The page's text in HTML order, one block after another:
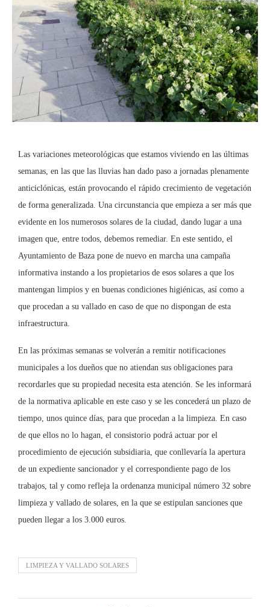
Las variaciones meteorológicas que estamos viviendo en las últimas
semanas, en las que las lluvias han dado paso a jornadas plenamente
anticiclónicas, están provocando el rápido crecimiento de vegetación
de forma generalizada. Una circunstancia que empieza a ser más que
evidente en los numerosos solares de la ciudad, dando lugar a una
imagen que, entre todos, debemos remediar. En este sentido, el
Ayuntamiento de Baza pone de nuevo en marcha una campaña
informativa instando a los propietarios de esos solares a que los
mantengan limpios y en buenas condiciones higiénicas, así como a
que procedan a su vallado en caso de que no dispongan de esta
infraestructura.
En las próximas semanas se volverán a remitir notificaciones
municipales a los dueños que no atiendan sus obligaciones para
recordarles que su propiedad necesita esta atención. Se les informará
de la normativa aplicable en este caso y se les concederá un plazo de
tiempo, unos quince días, para que procedan a la limpieza. En caso
de que ellos no lo hagan, el consistorio podrá actuar por el
procedimiento de ejecución subsidiaria, que conllevaría la apertura
de un expediente sancionador y el correspondiente pago de los
trabajos, tal y como refleja la ordenanza municipal número 32 sobre
limpieza y vallado de solares, en la que se estipulan sanciones que
pueden llegar a los 3.000 euros.
LIMPIEZA Y VALLADO SOLARES